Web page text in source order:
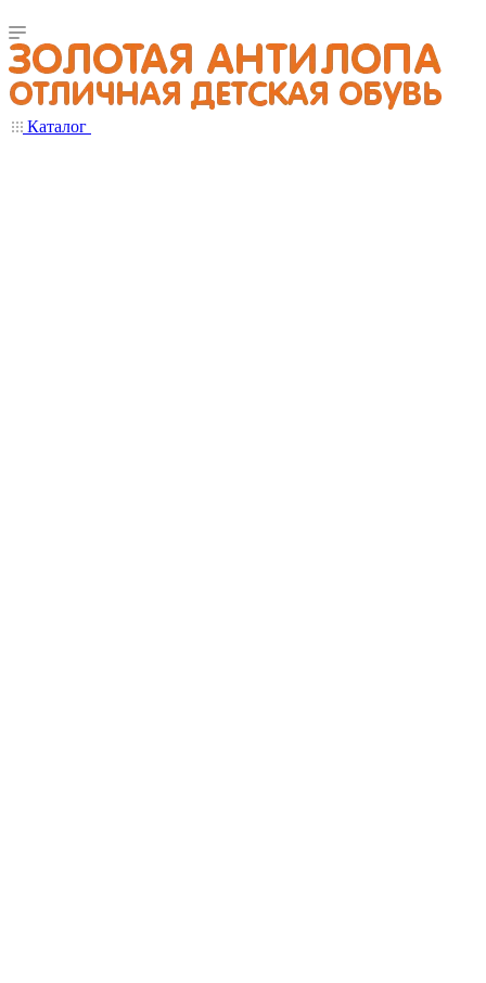
Каталог